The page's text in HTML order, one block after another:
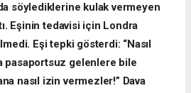
söylediklerine kulak vermeyen
Eşinin tedavisi için Londra
Eşi tepki gösterdi: “Nasıl
pasaportsuz gelenlere bile
nasıl izin vermezler!” Dava